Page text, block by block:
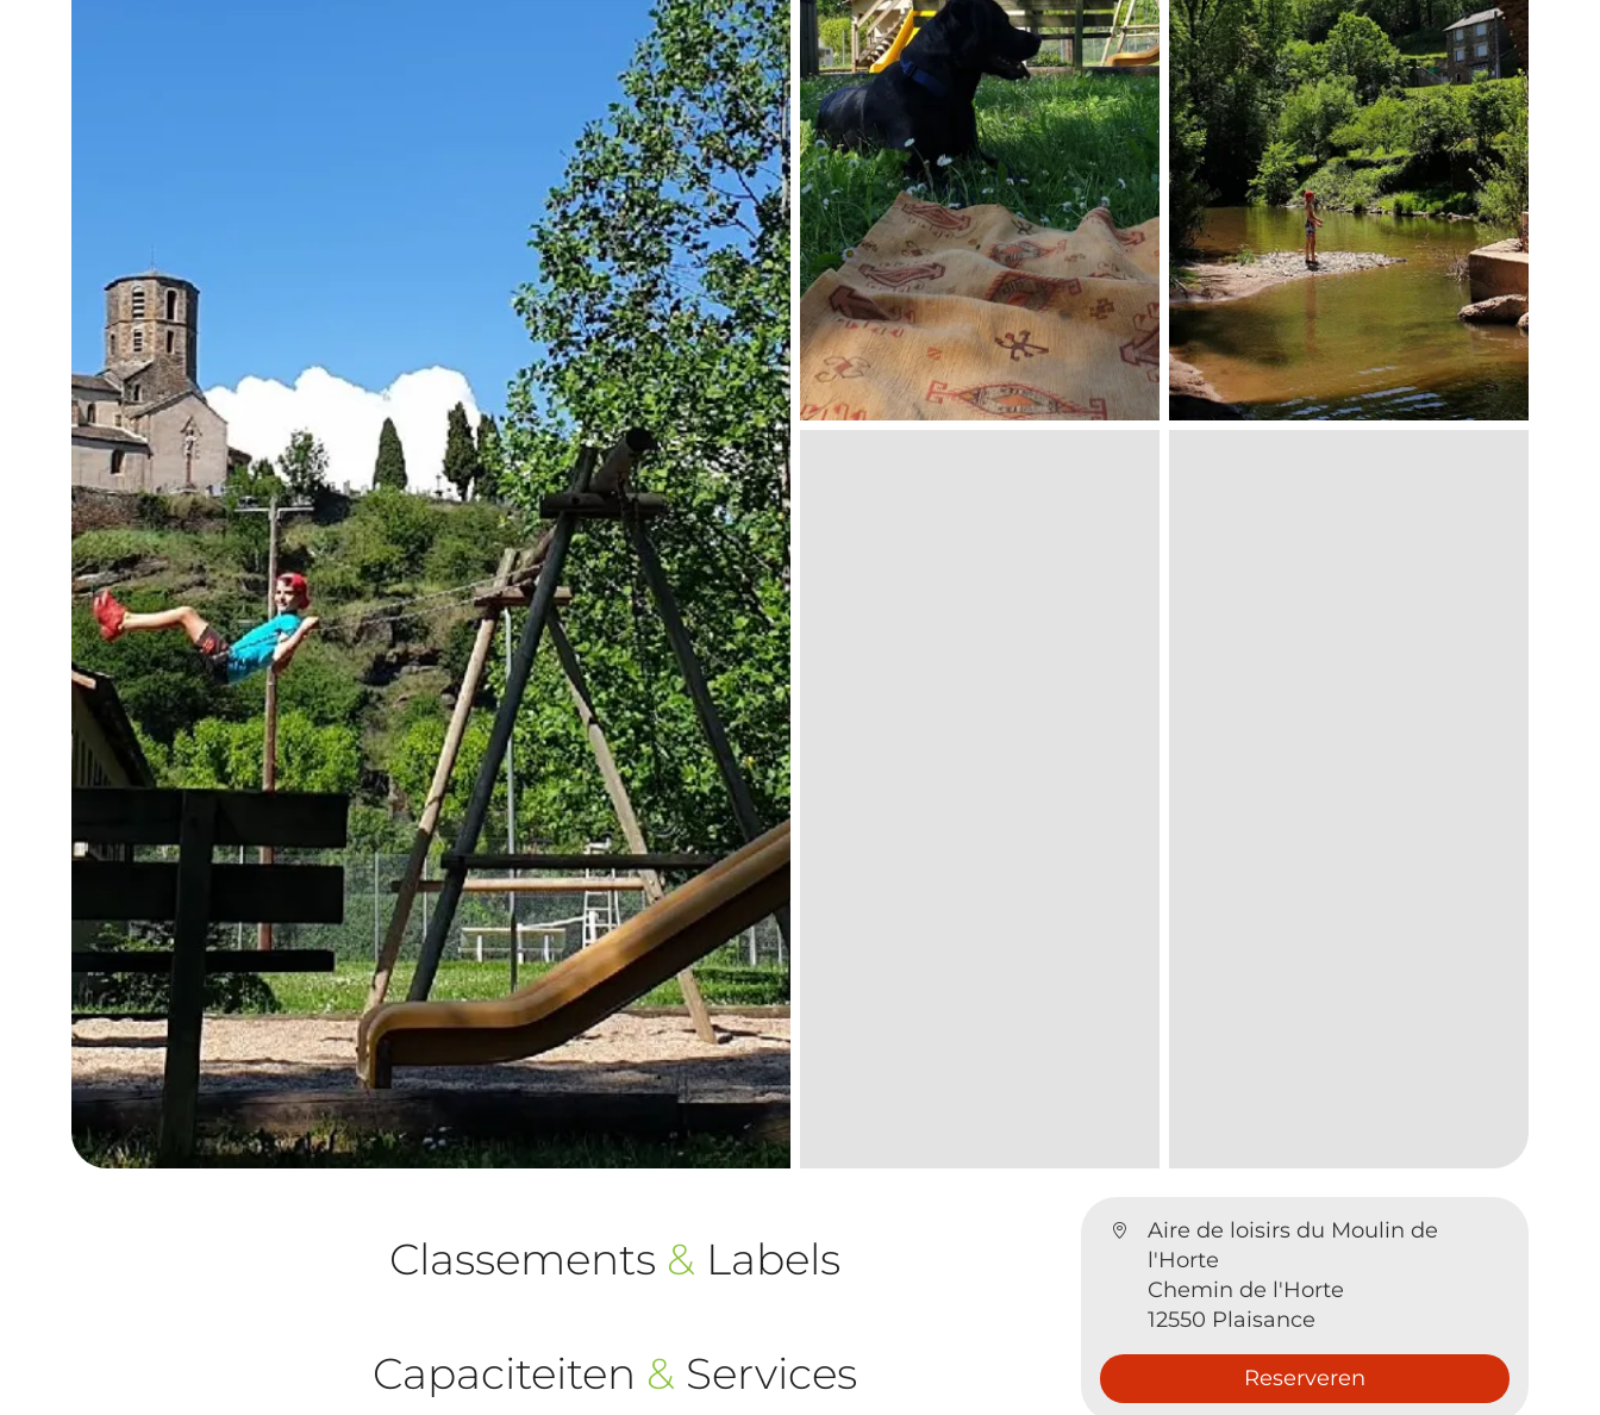
Aire de loisirs du Moulin de
l'Horte
Chemin de l'Horte
12550 Plaisance
Reserveren
Classements & Labels
Capaciteiten & Services